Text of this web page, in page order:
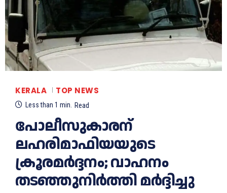
KERALA TOP NEWS
Less than 1 min. Read
പോലീസുകാരന്
ലഹരിമാഫിയയുടെ
ക്രൂരമര്‍ദ്ദനം; വാഹനം
തടഞ്ഞുനിര്‍ത്തി മര്‍ദ്ദിച്ചു